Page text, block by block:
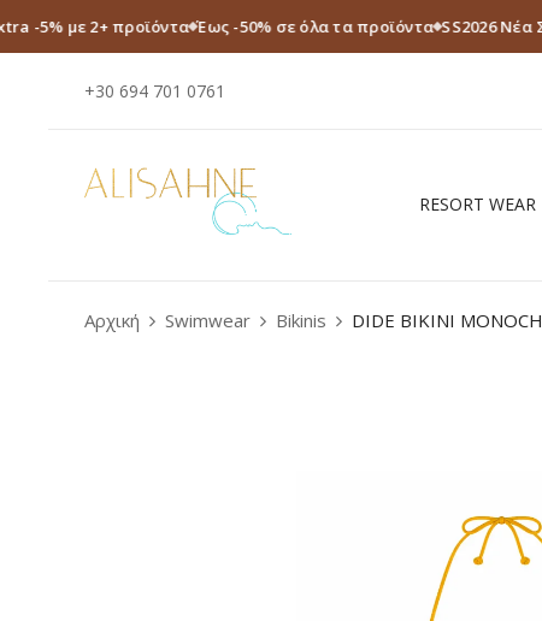
-5% με 2+ προϊόντα Έως -50% σε όλα τα προϊόντα SS2026 Νέα
+30 694 701 0761
RESORT WEAR
Αρχική Swimwear Bikinis DIDE BIKINI